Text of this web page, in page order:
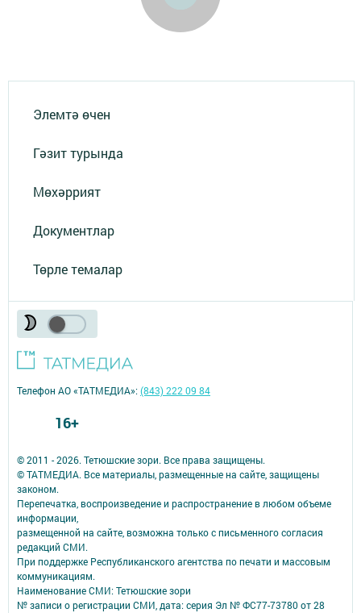
Элемтә өчен
Гәзит турында
Мөхәррият
Документлар
Төрле темалар
© 2011 - 2026. Тетюшские зори. Все права защищены.
© ТАТМЕДИА. Все материалы, размещенные на сайте, защищены
законом.
Перепечатка, воспроизведение и распространение в любом объеме
информации,
размещенной на сайте, возможна только с письменного согласия
редакций СМИ.
При поддержке Республиканского агентства по печати и массовым
коммуникациям.
Наименование СМИ: Тетюшские зори
№ записи о регистрации СМИ, дата: серия Эл № ФС77-73780 от 28
Телефон АО «ТАТМЕДИА»:(843) 222 09 84
16+